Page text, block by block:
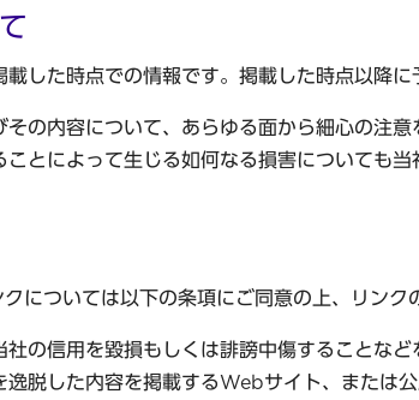
した時点での情報です。掲載した時点以降
の内容について、あらゆる面から細心の注
とによって生じる如何なる損害についても当
については以下の条項にご同意の上、リンク
の信用を毀損もしくは誹謗中傷することなど
脱した内容を掲載するWebサイト、または